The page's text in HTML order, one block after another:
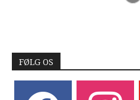
FØLG OS
instagram